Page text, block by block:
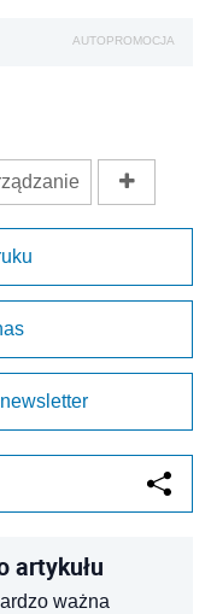
AUTOPROMOCJA
artykułu
ważna